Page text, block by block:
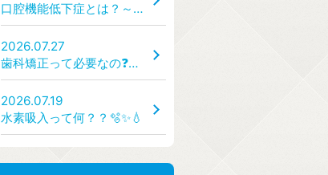
口腔機能低下症とは？～「食べる・話す・飲み込む」力を守るために～
2026.07.27
歯科矯正って必要なの❓🦷✨
2026.07.19
水素吸入って何？？🫧✨💧